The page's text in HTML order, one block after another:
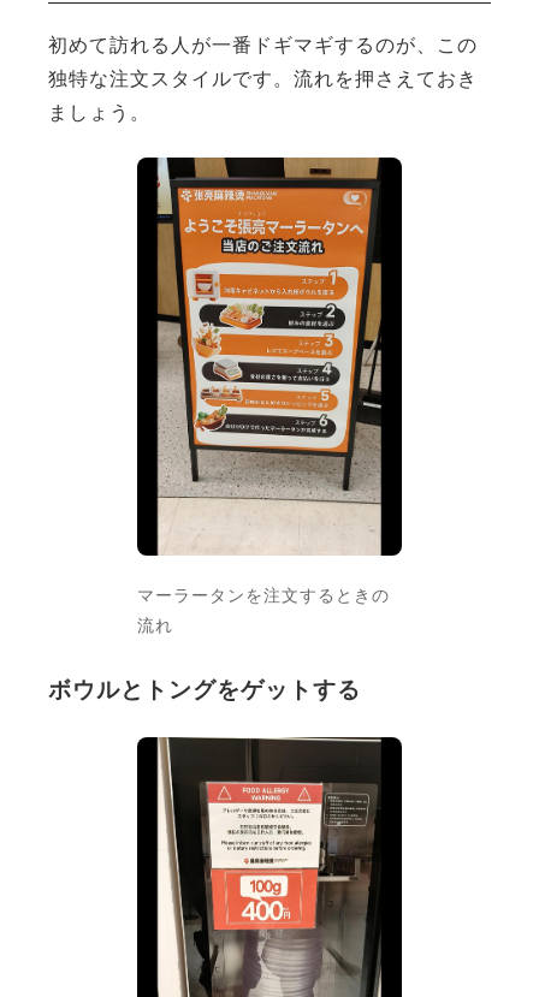
初めて訪れる人が一番ドギマギするのが、この
独特な注文スタイルです。流れを押さえておき
ましょう。
マーラータンを注文するときの
流れ
ボウルとトングをゲットする